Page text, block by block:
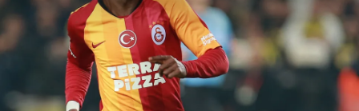
Her halükârda, kullanıcılar, bu çerezlere izin vermedikleri
takdirde, kullanıcılara hedefli reklamlar
gösterilmeyecektir."
Sizlere daha iyi bir hizmet sunabilmek için İnternet